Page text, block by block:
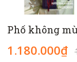
Phố không
1.180.000₫